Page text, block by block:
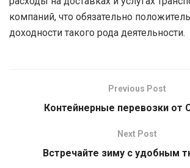
компаний, что обязательно
доходности такого рода деятельности.
Previous Post
Контейнерные перевозки от
Next Post
Встречайте зиму с удобным